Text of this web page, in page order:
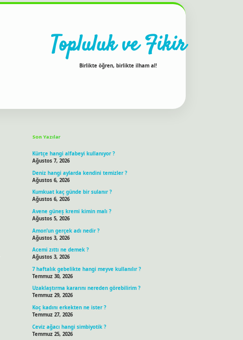
Topluluk ve Fikir
Birlikte öğren, birlikte ilham al!
Son Yazılar
Kürtçe hangi alfabeyi kullanıyor ?
Ağustos 7, 2026
Deniz hangi aylarda kendini temizler ?
Ağustos 6, 2026
Kumkuat kaç günde bir sulanır ?
Ağustos 6, 2026
Avene güneş kremi kimin malı ?
Ağustos 5, 2026
Amon’un gerçek adı nedir ?
Ağustos 3, 2026
Acemi zıttı ne demek ?
Ağustos 3, 2026
7 haftalık gebelikte hangi meyve kullanılır ?
Temmuz 30, 2026
Uzaklaştırma kararını nereden görebilirim ?
Temmuz 29, 2026
Koç kadını erkekten ne ister ?
Temmuz 27, 2026
Ceviz ağacı hangi simbiyotik ?
Temmuz 25, 2026